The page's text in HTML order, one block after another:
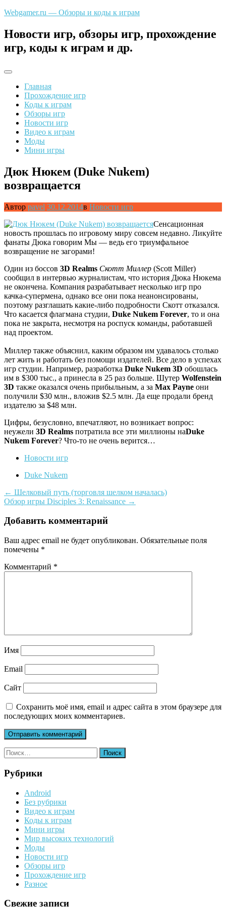
Перейти
содержимому
Webgamer.ru — Обзоры и коды к играм
Новости игр, обзоры игр, прохождение
игр, коды к играм и др.
Главная
Прохождение игр
Коды к играм
Обзоры игр
Новости игр
Видео к играм
Моды
Мини игры
Дюк Нюкем (Duke Nukem)
возвращается
Автор pavel 30.12.2014в Новости игр
Сенсационная
новость прошлась по игровому миру совсем недавно. Ликуйте
фанаты Дюка говорим Мы — ведь его триумфальное
возвращение не загорами!
Один из боссов 3D Realms Скотт Миллер (Scott Miller)
сообщил в интервью журналистам, что история Дюка Нюкема
не окончена. Компания разрабатывает несколько игр про
качка-супермена, однако все они пока неанонсированы,
поэтому разглашать какие-либо подробности Скотт отказался.
Что касается флагмана студии, Duke Nukem Forever, то и она
пока не закрыта, несмотря на роспуск команды, работавшей
над проектом.
Миллер также объяснил, каким образом им удавалось столько
лет жить и работать без помощи издателей. Все дело в успехах
игр студии. Например, разработка Duke Nukem 3D обошлась
им в $300 тыс., а принесла в 25 раз больше. Шутер Wolfenstein
3D также оказался очень прибыльным, а за Max Payne они
получили $30 млн., вложив $2.5 млн. Да еще продали бренд
издателю за $48 млн.
Цифры, безусловно, впечатляют, но возникает вопрос:
неужели 3D Realms потратила все эти миллионы наDuke
Nukem Forever? Что-то не очень верится…
Новости игр
Duke Nukem
Навигация
по
← Шелковый путь (торговля шелком началась)
Обзор игры Disciples 3: Renaissance →
Добавить комментарий
Ваш адрес email не будет опубликован. Обязательные поля
помечены *
Комментарий *
Имя
Email
Сайт
Сохранить моё имя, email и адрес сайта в этом браузере для
последующих моих комментариев.
Найти:
Рубрики
Android
Без рубрики
Видео к играм
Коды к играм
Мини игры
Мир высоких технологий
Моды
Новости игр
Обзоры игр
Прохождение игр
Разное
Свежие записи